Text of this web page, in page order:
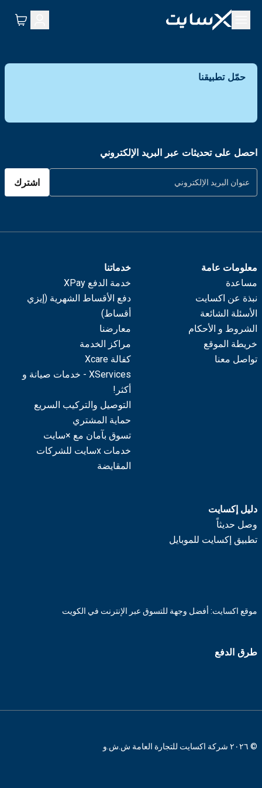
حمّل تطبيقنا
احصل على تحديثات عبر البريد الإلكتروني
اشترك
معلومات عامة
مساعدة
نبذة عن اكسايت
الأسئلة الشائعة
الشروط و الأحكام
خريطة الموقع
تواصل معنا
خدماتنا
خدمة الدفع XPay
دفع الأقساط الشهرية (إيزي
أقساط)
معارضنا
مراكز الخدمة
كفالة Xcare
XServices - خدمات صيانة و
أكثر!
التوصيل والتركيب السريع
حماية المشتري
تسوق بآمان مع ×سايت
خدمات xسايت للشركات
المقايضة
دليل إكسايت
وصل حديثاً
تطبيق إكسايت للموبايل
موقع اكسايت: أفضل وجهة للتسوق عبر الإنترنت في الكويت
طرق الدفع
© ٢٠٢٦ شركة اكسايت للتجارة العامة ش.ش.و